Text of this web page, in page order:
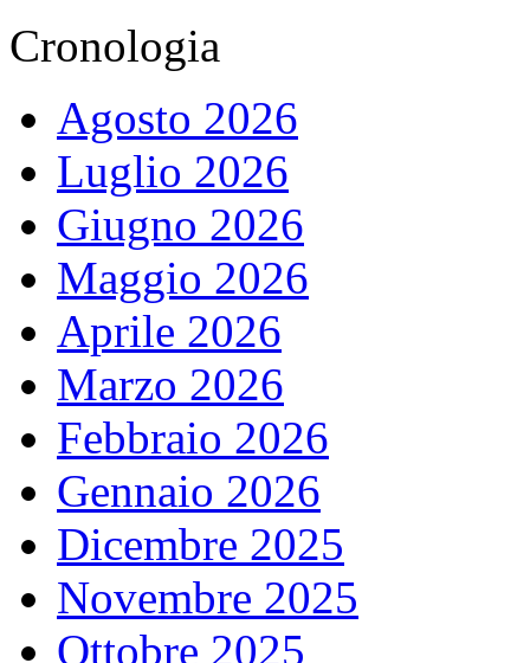
Cronologia
Agosto 2026
Luglio 2026
Giugno 2026
Maggio 2026
Aprile 2026
Marzo 2026
Febbraio 2026
Gennaio 2026
Dicembre 2025
Novembre 2025
Ottobre 2025